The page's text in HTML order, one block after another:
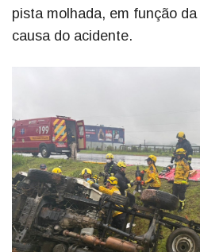
pista molhada, em função
causa do acidente.